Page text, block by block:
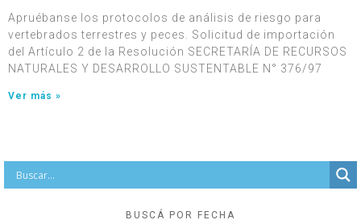
Apruébanse los protocolos de análisis de riesgo para
vertebrados terrestres y peces. Solicitud de importación
del Artículo 2 de la Resolución SECRETARÍA DE RECURSOS
NATURALES Y DESARROLLO SUSTENTABLE N° 376/97
Ver más »
BUSCÁ POR FECHA